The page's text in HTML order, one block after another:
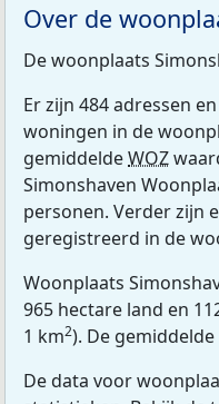
Over de
De woonplaats
Er zijn 484 adressen
woningen in de
gemiddeldeWOZ
Simonshaven
personen. Verder zijn
geregistreerd in de
Woonplaats
965 hectare land en
1 km2). De
De data voor